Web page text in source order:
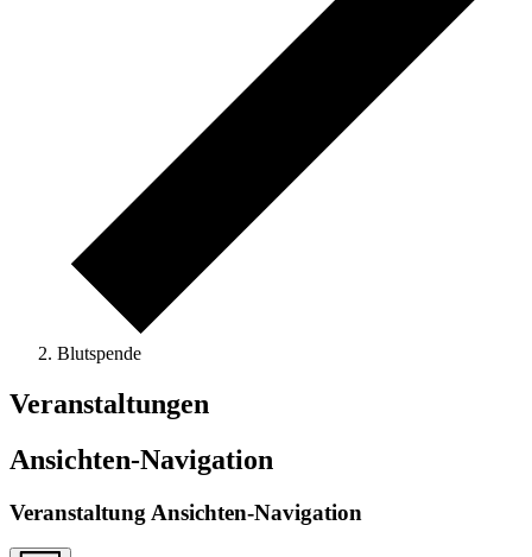
Blutspende
Veranstaltungen
Ansichten-Navigation
Veranstaltung Ansichten-Navigation